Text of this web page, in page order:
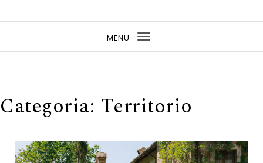
MENU
Toggle
Categoria: Territorio